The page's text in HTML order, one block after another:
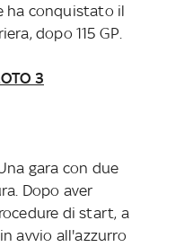
ha conquistato il
dopo 115 GP.
3
gara con due
Dopo aver
di start, a
avvio all'azzurro